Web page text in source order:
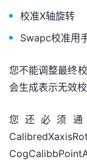
校准X轴旋转
Swapc校准用
您不能调整最终
会生成表示无效
您还必须通